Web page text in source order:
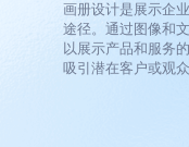
画册设计是展示企
途径。通过图像和
以展示产品和服务
吸引潜在客户或观众